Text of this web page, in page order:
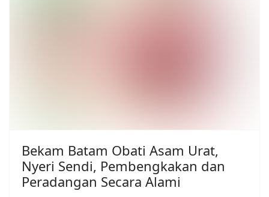
Bekam Batam Obati Asam Urat,
Nyeri Sendi, Pembengkakan dan
Peradangan Secara Alami